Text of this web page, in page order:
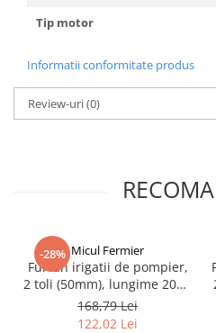
Tip motor
Informatii conformitate produs
Review-uri(0)
-28% Micul Fermier
Furtun irigatii de pompier,
2 toli (50mm), lungime 20m,
textil, fara cuple, Micul
Fermier GF-0289
168,79 Lei
122,02 Lei